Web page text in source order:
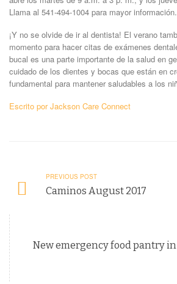
Llama al 541-494-1004 para mayor información.
¡Y no se olvide de ir al dentista! El verano
momento para hacer citas de exámenes
bucal es una parte importante de la salud en
cuidado de los dientes y bocas que están en
fundamental para mantener saludables a los
Escrito por Jackson Care Connect
PREVIOUS POST
Caminos August 2017
New emergency food pantry